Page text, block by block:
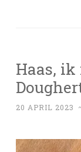
Haas,
20 APRIL 2023